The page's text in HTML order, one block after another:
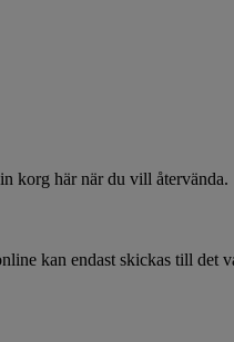
korg här när du vill återvända.
kan endast skickas till det